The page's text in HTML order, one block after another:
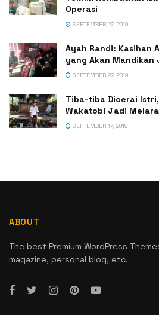
Operasi
SEPTEMBER 27, 2019
Ayah Randi: Kasihan
yang Akan Mandikan
SEPTEMBER 27, 2019
Tiba-tiba Dicerai
Wakatobi Jadi
SEPTEMBER 17, 2019
ABOUT
The best Premium WordPress
magazine, personal blog, etc.